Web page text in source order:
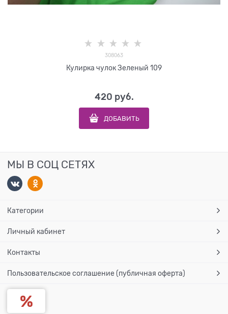
308063
Кулирка чулок Зеленый 109
420 руб.
ДОБАВИТЬ
МЫ В СОЦ СЕТЯХ
Категории
Личный кабинет
Контакты
Пользовательское соглашение (публичная оферта)